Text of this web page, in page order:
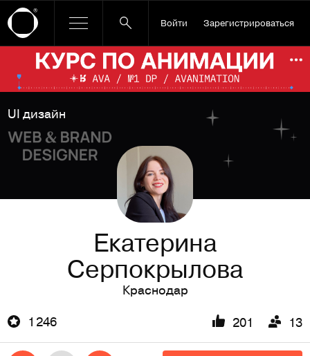
Войти Зарегистрироваться
Ссылка баннера
UI дизайн
Екатерина
Серпокрылова
Краснодар
1 246
201 13